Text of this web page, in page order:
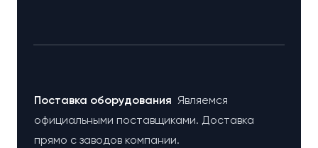
Поставка оборудования Являемся
официальными поставщиками. Доставка
прямо с заводов компании.